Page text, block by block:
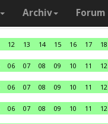
Archiv Forum
12 13 14 15 16 17 18
06 07 08 09 10 11 12
06 07 08 09 10 11 12
06 07 08 09 10 11 12